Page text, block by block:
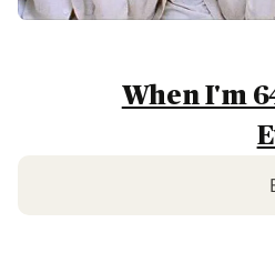
When I'm